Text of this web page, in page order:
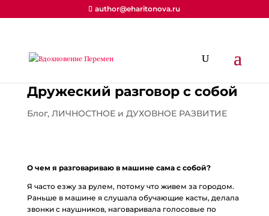
author@eharitonova.ru
Дружеский разговор с собой
Блог, ЛИЧНОСТНОЕ и ДУХОВНОЕ РАЗВИТИЕ
О чем я разговариваю в машине сама с собой?
Я часто езжу за рулем, потому что живем за городом.
Раньше в машине я слушала обучающие касты, делала
звонки с наушников, наговаривала голосовые по